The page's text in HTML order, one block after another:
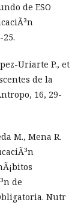
de ESO
Uriarte P., et
de la
16, 29-
M., Mena R.
de
Nutr